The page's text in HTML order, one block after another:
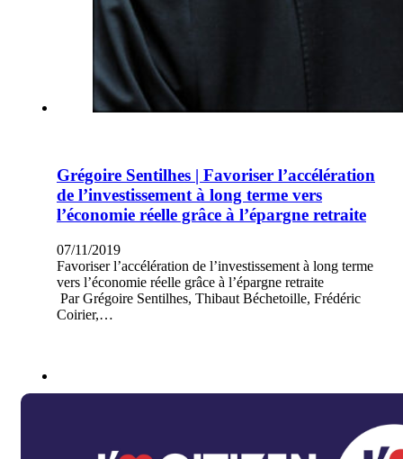
Grégoire Sentilhes | Favoriser l’accélération
de l’investissement à long terme vers
l’économie réelle grâce à l’épargne retraite
07/11/2019
Favoriser l’accélération de l’investissement à long terme
vers l’économie réelle grâce à l’épargne retraite
Par Grégoire Sentilhes, Thibaut Béchetoille, Frédéric
Coirier,…